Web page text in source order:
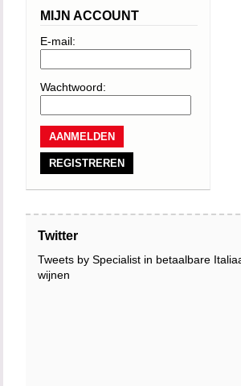
MIJN ACCOUNT
E-mail:
Wachtwoord:
REGISTREREN
Twitter
Tweets by Specialist in betaalbare
wijnen